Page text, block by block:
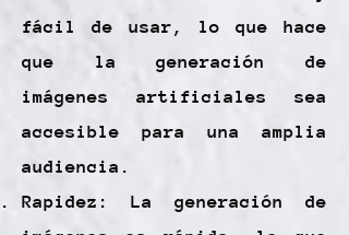
fácil de usar, lo que hace
que la generación de
imágenes artificiales sea
accesible para una amplia
audiencia.
Rapidez: La generación de